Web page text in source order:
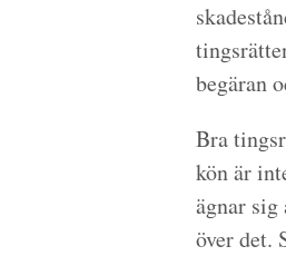
begäran
Bra
kön är
ägnar
över det.